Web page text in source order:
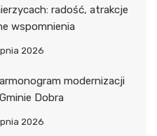
radość, atrakcje
wspomnienia
2026
modernizacji
Dobra
2026